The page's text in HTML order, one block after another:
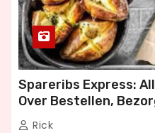
Spareribs Express:
Over Bestellen,
Rick